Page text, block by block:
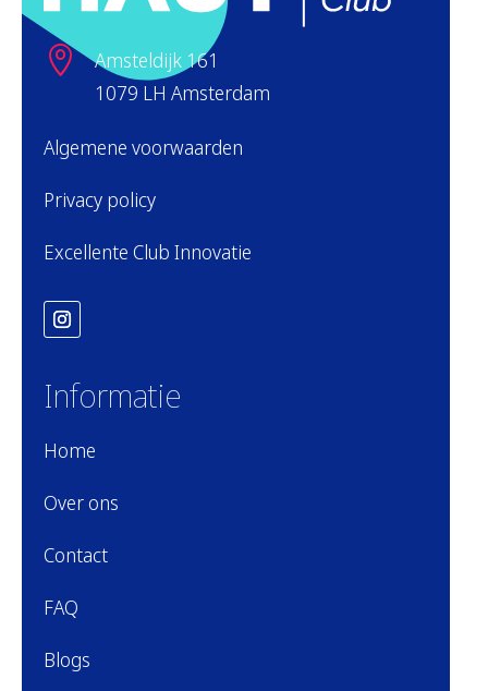

Amsteldijk 161
1079 LH Amsterdam
Algemene voorwaarden
Privacy policy
Excellente Club Innovatie
Informatie
Home
Over ons
Contact
FAQ
Blogs